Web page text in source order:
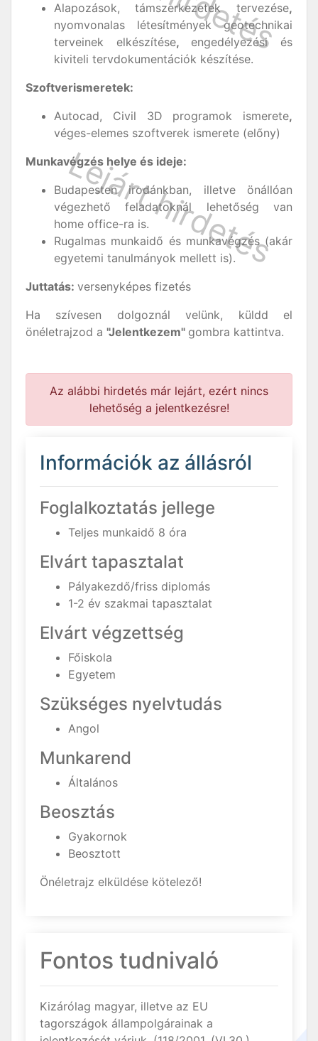
Alapozások,
támszerkezetek tervezése,
nyomvonalas létesítmények geotechnikai
terveinek elkészítése, engedélyezési és
kiviteli tervdokumentációk készítése.
Szoftverismeretek:
Autocad, Civil 3D programok ismerete,
véges-elemes szoftverek ismerete (előny)
Munkavégzés helye és ideje:
Budapesten irodánkban, illetve önállóan
végezhető feladatoknál lehetőség van
home office-ra is.
Rugalmas munkaidő és munkavégzés (akár
egyetemi tanulmányok mellett is).
Juttatás: versenyképes fizetés
Ha szívesen dolgoznál velünk, küldd el
önéletrajzod a "Jelentkezem" gombra kattintva.
Az alábbi hirdetés már lejárt, ezért nincs
lehetőség a jelentkezésre!
Információk az állásról
Foglalkoztatás jellege
Teljes munkaidő 8 óra
Elvárt tapasztalat
Pályakezdő/friss diplomás
1-2 év szakmai tapasztalat
Elvárt végzettség
Főiskola
Egyetem
Szükséges nyelvtudás
Angol
Munkarend
Általános
Beosztás
Gyakornok
Beosztott
Önéletrajz elküldése kötelező!
Fontos tudnivaló
Kizárólag magyar, illetve az EU
tagországok állampolgárainak a